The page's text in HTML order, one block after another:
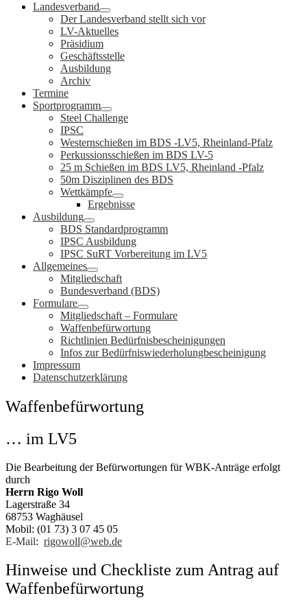
Landesverband
Der Landesverband stellt sich vor
LV-Aktuelles
Präsidium
Geschäftsstelle
Ausbildung
Archiv
Termine
Sportprogramm
Steel Challenge
IPSC
Westernschießen im BDS -LV5, Rheinland-Pfalz
Perkussionsschießen im BDS LV-5
25 m Schießen im BDS LV5, Rheinland -Pfalz
50m Disziplinen des BDS
Wettkämpfe
Ergebnisse
Ausbildung
BDS Standardprogramm
IPSC Ausbildung
IPSC SuRT Vorbereitung im LV5
Allgemeines
Mitgliedschaft
Bundesverband (BDS)
Formulare
Mitgliedschaft – Formulare
Waffenbefürwortung
Richtlinien Bedürfnisbescheinigungen
Infos zur Bedürfniswiederholungbescheinigung
Impressum
Datenschutzerklärung
Waffenbefürwortung
… im LV5
Die Bearbeitung der Befürwortungen für WBK-Anträge erfolgt
durch
Herrn Rigo Woll
Lagerstraße 34
68753 Waghäusel
Mobil: (01 73) 3 07 45 05
E-Mail: rigowoll@web.de
Hinweise und Checkliste zum Antrag auf
Waffenbefürwortung